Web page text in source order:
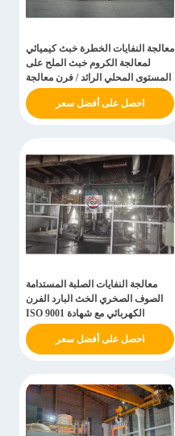
معالجة النفايات الخطرة خبث كيميائي
لمعالجة الكروم خبث الملح على
المستوى المحلي الرائد / فرن معالجة
بقايا أملاح الكروم
احصل على أفضل سعر
معالجة النفايات الصلبة المستدامة
الصوف الصخري الخث البارد الفرن
الكهربائي مع شهادة ISO 9001
احصل على أفضل سعر